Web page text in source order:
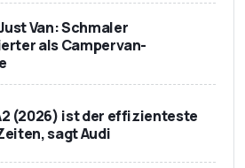
Van: Schmaler
als Campervan-
(2026) ist der effizienteste
sagt Audi